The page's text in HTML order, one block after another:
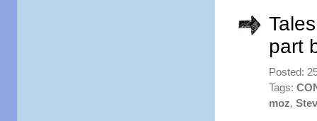
part
Posted:
Tags:
moz,